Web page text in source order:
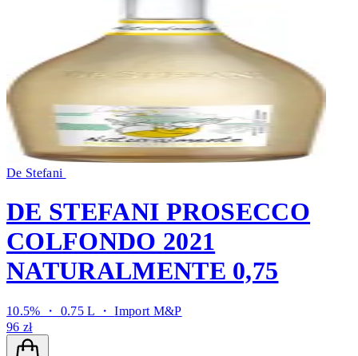
De Stefani
DE STEFANI PROSECCO
COLFONDO 2021
NATURALMENTE 0,75
10.5% ・ 0.75 L ・Import M&P
96 zł